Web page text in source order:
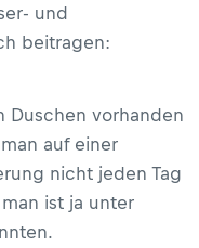
und
beitragen:
Duschen vorhanden
auf einer
nicht jeden Tag
ist ja unter